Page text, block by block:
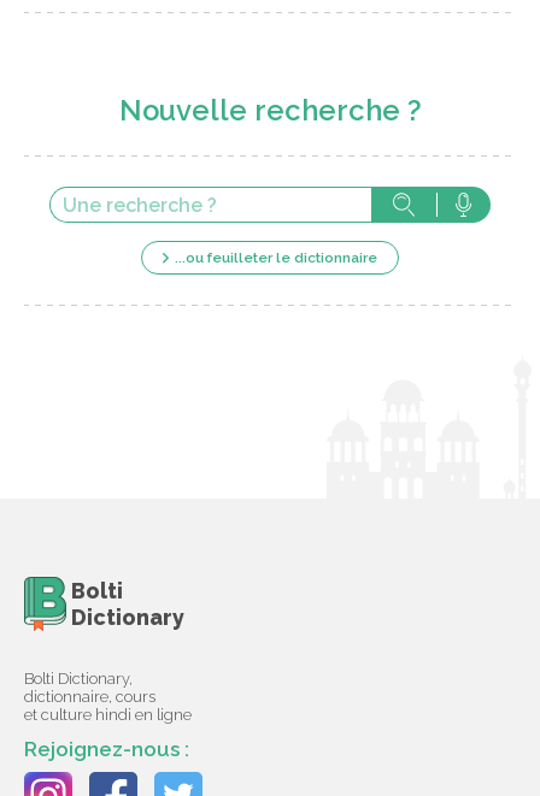
Nouvelle recherche ?
...ou feuilleter le dictionnaire
Bolti
Dictionary
Bolti Dictionary,
dictionnaire, cours
et culture hindi en ligne
Rejoignez-nous :